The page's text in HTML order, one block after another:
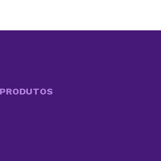
seu link. Até aí você chegou